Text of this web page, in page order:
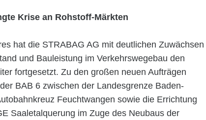
Krise an Rohstoff-Märkten
hat die STRABAG AG mit deutlichen Zuwächsen
und Bauleistung im Verkehrswegebau den
fortgesetzt. Zu den großen neuen Aufträgen
BAB 6 zwischen der Landesgrenze Baden-
Feuchtwangen sowie die Errichtung
Saaletalquerung im Zuge des Neubaus der